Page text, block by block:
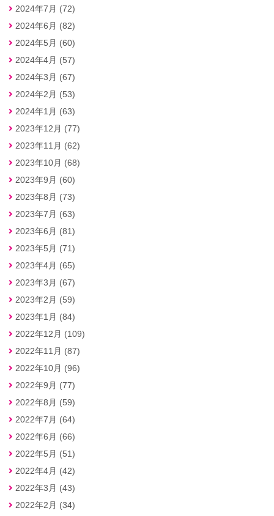
2024年7月 (72)
2024年6月 (82)
2024年5月 (60)
2024年4月 (57)
2024年3月 (67)
2024年2月 (53)
2024年1月 (63)
2023年12月 (77)
2023年11月 (62)
2023年10月 (68)
2023年9月 (60)
2023年8月 (73)
2023年7月 (63)
2023年6月 (81)
2023年5月 (71)
2023年4月 (65)
2023年3月 (67)
2023年2月 (59)
2023年1月 (84)
2022年12月 (109)
2022年11月 (87)
2022年10月 (96)
2022年9月 (77)
2022年8月 (59)
2022年7月 (64)
2022年6月 (66)
2022年5月 (51)
2022年4月 (42)
2022年3月 (43)
2022年2月 (34)